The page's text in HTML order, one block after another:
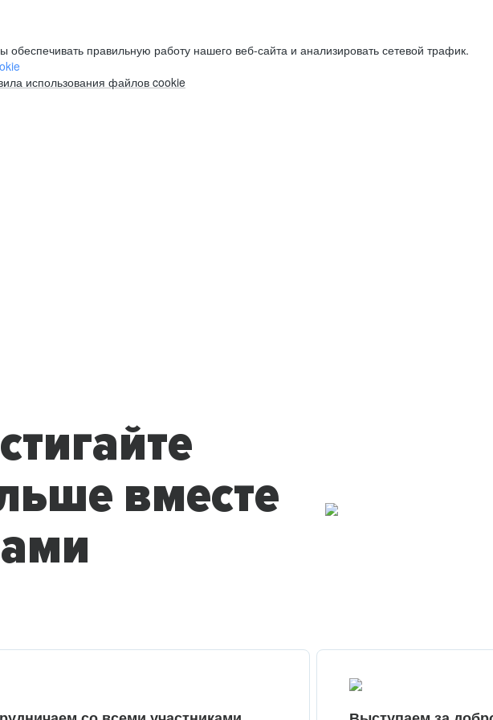
правильную работу нашего веб-сайта и анализировать сетевой трафик.
использования файлов cookie
вместе